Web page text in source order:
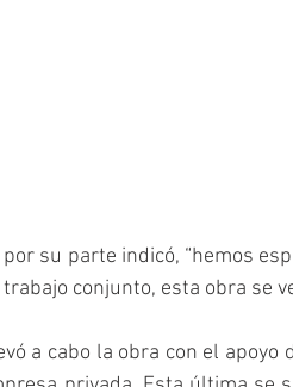
su parte indicó, “hemos
conjunto, esta obra se
a cabo la obra con el